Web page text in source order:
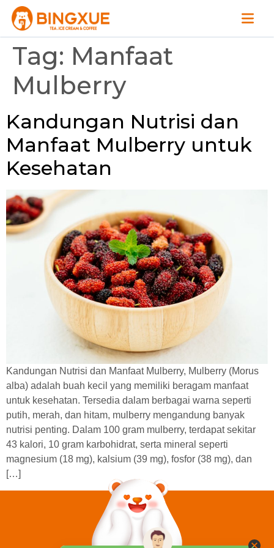
Tag: Manfaat
Mulberry
Kandungan Nutrisi dan
Manfaat Mulberry untuk
Kesehatan
Kandungan Nutrisi dan Manfaat Mulberry, Mulberry (Morus
alba) adalah buah kecil yang memiliki beragam manfaat
untuk kesehatan. Tersedia dalam berbagai warna seperti
putih, merah, dan hitam, mulberry mengandung banyak
nutrisi penting. Dalam 100 gram mulberry, terdapat sekitar
43 kalori, 10 gram karbohidrat, serta mineral seperti
magnesium (18 mg), kalsium (39 mg), fosfor (38 mg), dan
[…]